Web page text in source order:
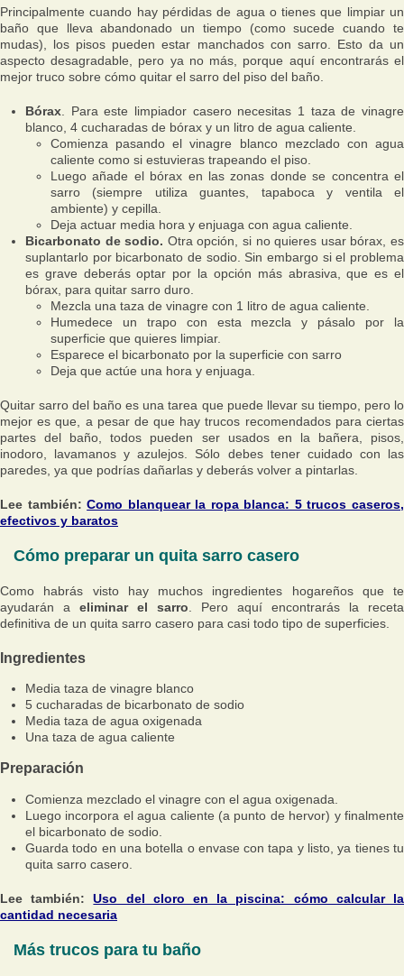
Principalmente cuando hay pérdidas de agua o tienes que limpiar un
baño que lleva abandonado un tiempo (como sucede cuando te
mudas), los pisos pueden estar manchados con sarro. Esto da un
aspecto desagradable, pero ya no más, porque aquí encontrarás el
mejor truco sobre cómo quitar el sarro del piso del baño.
Bórax . Para este limpiador casero necesitas 1 taza de vinagre
blanco, 4 cucharadas de bórax y un litro de agua caliente.
Comienza pasando el vinagre blanco mezclado con agua
caliente como si estuvieras trapeando el piso.
Luego añade el bórax en las zonas donde se concentra el
sarro (siempre utiliza guantes, tapaboca y ventila el
ambiente) y cepilla.
Deja actuar media hora y enjuaga con agua caliente.
Bicarbonato de sodio. Otra opción, si no quieres usar bórax, es
suplantarlo por bicarbonato de sodio. Sin embargo si el problema
es grave deberás optar por la opción más abrasiva, que es el
bórax, para quitar sarro duro.
Mezcla una taza de vinagre con 1 litro de agua caliente.
Humedece un trapo con esta mezcla y pásalo por la
superficie que quieres limpiar.
Esparece el bicarbonato por la superficie con sarro
Deja que actúe una hora y enjuaga.
Quitar sarro del baño es una tarea que puede llevar su tiempo, pero lo
mejor es que, a pesar de que hay trucos recomendados para ciertas
partes del baño, todos pueden ser usados en la bañera, pisos,
inodoro, lavamanos y azulejos. Sólo debes tener cuidado con las
paredes, ya que podrías dañarlas y deberás volver a pintarlas.
Lee también:Como blanquear la ropa blanca: 5 trucos caseros,
efectivos y baratos
Cómo preparar un quita sarro casero
Como habrás visto hay muchos ingredientes hogareños que te
ayudarán a eliminar el sarro . Pero aquí encontrarás la receta
definitiva de un quita sarro casero para casi todo tipo de superficies.
Ingredientes
Media taza de vinagre blanco
5 cucharadas de bicarbonato de sodio
Media taza de agua oxigenada
Una taza de agua caliente
Preparación
Comienza mezclado el vinagre con el agua oxigenada.
Luego incorpora el agua caliente (a punto de hervor) y finalmente
el bicarbonato de sodio.
Guarda todo en una botella o envase con tapa y listo, ya tienes tu
quita sarro casero.
Lee también:Uso del cloro en la piscina: cómo calcular la
cantidad necesaria
Más trucos para tu baño